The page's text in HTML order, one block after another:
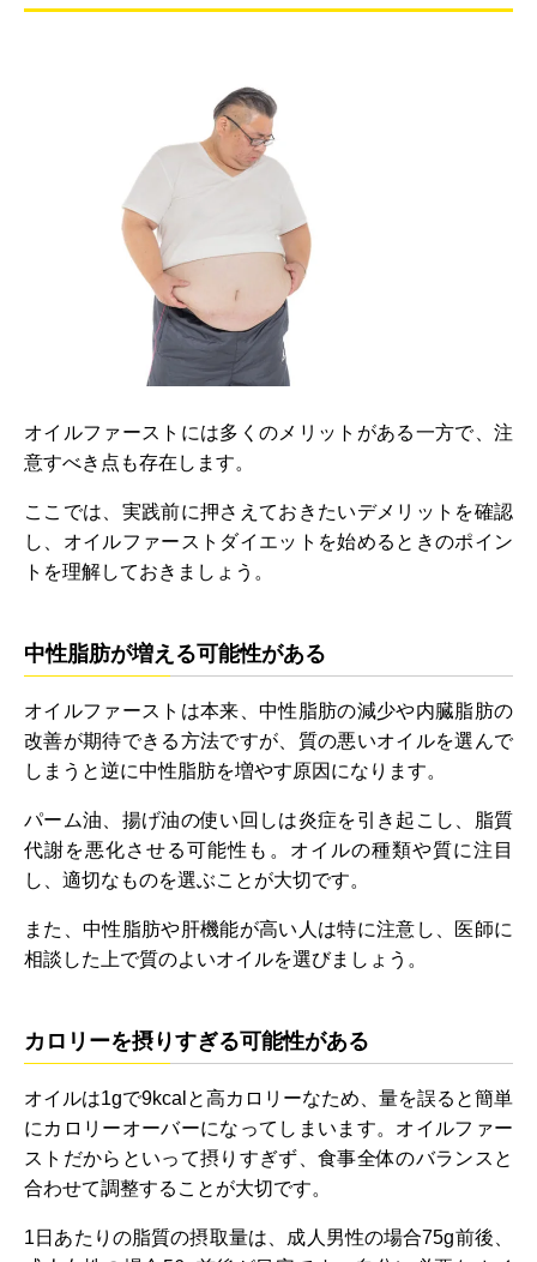
オイルファーストには多くのメリットがある一方で、注
意すべき点も存在します。
ここでは、実践前に押さえておきたいデメリットを確認
し、オイルファーストダイエットを始めるときのポイン
トを理解しておきましょう。
中性脂肪が増える可能性がある
オイルファーストは本来、中性脂肪の減少や内臓脂肪の
改善が期待できる方法ですが、質の悪いオイルを選んで
しまうと逆に中性脂肪を増やす原因になります。
パーム油、揚げ油の使い回しは炎症を引き起こし、脂質
代謝を悪化させる可能性も。オイルの種類や質に注目
し、適切なものを選ぶことが大切です。
また、中性脂肪や肝機能が高い人は特に注意し、医師に
相談した上で質のよいオイルを選びましょう。
カロリーを摂りすぎる可能性がある
オイルは1gで9kcalと高カロリーなため、量を誤ると簡単
にカロリーオーバーになってしまいます。オイルファー
ストだからといって摂りすぎず、食事全体のバランスと
合わせて調整することが大切です。
1日あたりの脂質の摂取量は、成人男性の場合75g前後、